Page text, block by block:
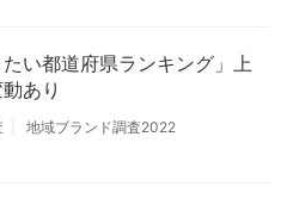
たい都道府県ランキング」上
あり
地域ブランド調査2022